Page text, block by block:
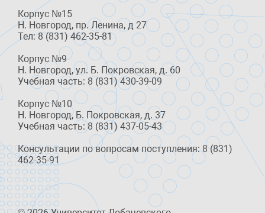
Корпус №15
Н. Новгород, пр. Ленина, д 27
Тел: 8 (831) 462-35-81
Корпус №9
Н. Новгород, ул. Б. Покровская, д. 60
Учебная часть: 8 (831) 430-39-09
Корпус №10
Н. Новгород, Б. Покровская, д. 37
Учебная часть: 8 (831) 437-05-43
Консультации по вопросам поступления: 8 (831)
462-35-91